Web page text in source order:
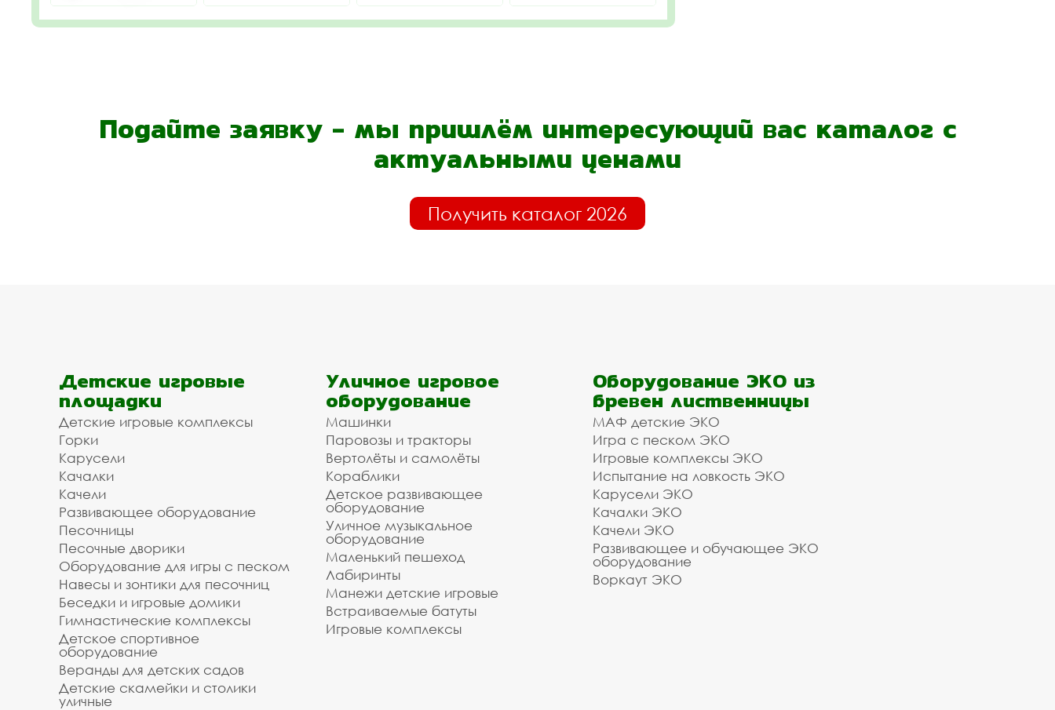
Подайте заявку - мы пришлём интересующий вас каталог с
актуальными ценами
Получить каталог 2026
Детские игровые
площадки
Детские игровые комплексы
Горки
Карусели
Качалки
Качели
Развивающее оборудование
Песочницы
Песочные дворики
Оборудование для игры с песком
Навесы и зонтики для песочниц
Беседки и игровые домики
Гимнастические комплексы
Детское спортивное
оборудование
Веранды для детских садов
Детские скамейки и столики
уличные
Уличное игровое
оборудование
Машинки
Паровозы и тракторы
Вертолёты и самолёты
Кораблики
Детское развивающее
оборудование
Уличное музыкальное
оборудование
Маленький пешеход
Лабиринты
Манежи детские игровые
Встраиваемые батуты
Игровые комплексы
Оборудование ЭКО из
бревен лиственницы
МАФ детские ЭКО
Игра с песком ЭКО
Игровые комплексы ЭКО
Испытание на ловкость ЭКО
Карусели ЭКО
Качалки ЭКО
Качели ЭКО
Развивающее и обучающее ЭКО
оборудование
Воркаут ЭКО